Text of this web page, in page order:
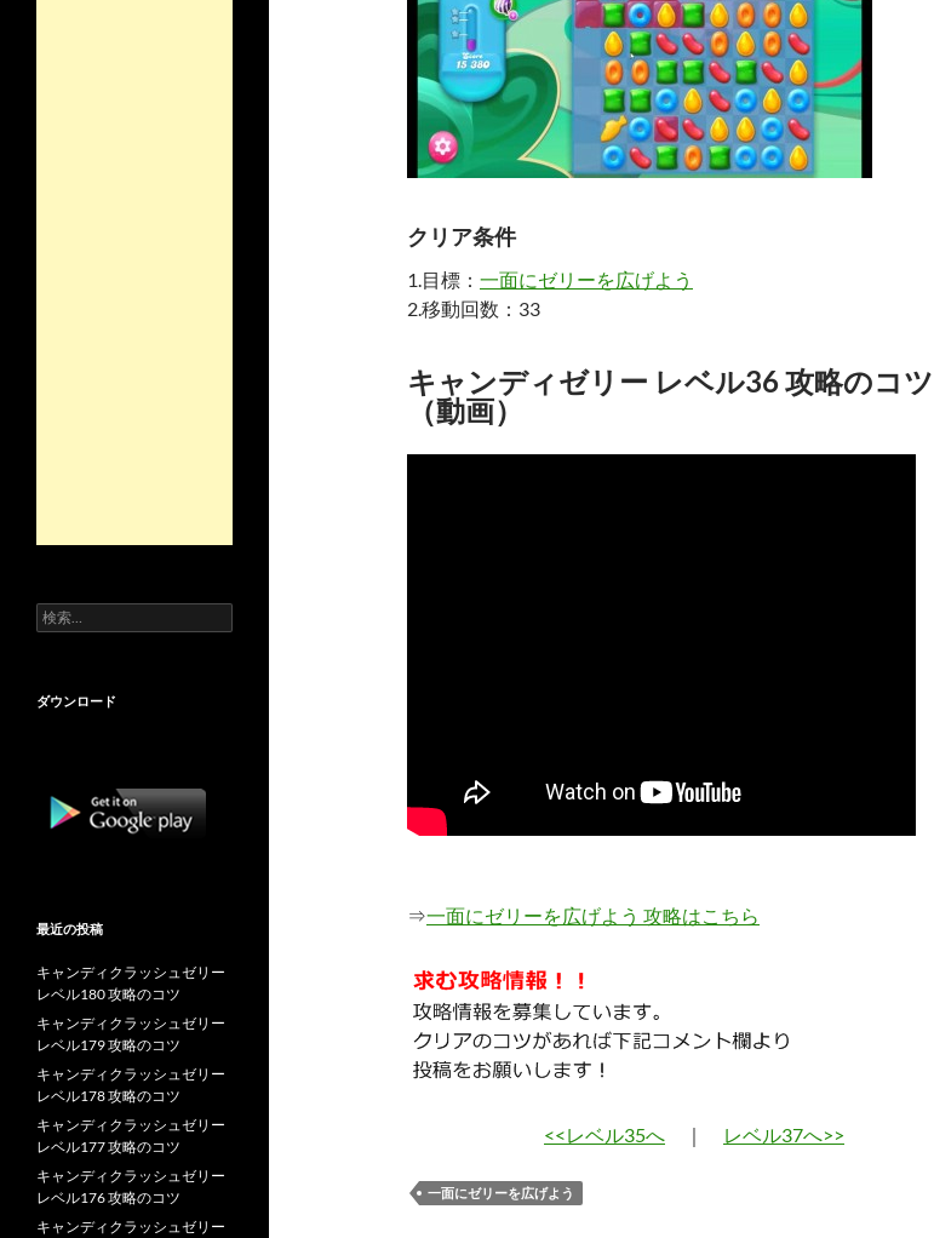
クリア条件
1.目標： 一面にゼリーを広げよう
2.移動回数：33
キャンディゼリー レベル36 攻略のコツ
（動画）
⇒一面にゼリーを広げよう 攻略はこちら
<<レベル35へ ｜ レベル37へ>>
一面にゼリーを広げよう
検
索:
ダウンロード
最近の投稿
キャンディクラッシュゼリー
レベル180 攻略のコツ
キャンディクラッシュゼリー
レベル179 攻略のコツ
キャンディクラッシュゼリー
レベル178 攻略のコツ
キャンディクラッシュゼリー
レベル177 攻略のコツ
キャンディクラッシュゼリー
レベル176 攻略のコツ
キャンディクラッシュゼリー